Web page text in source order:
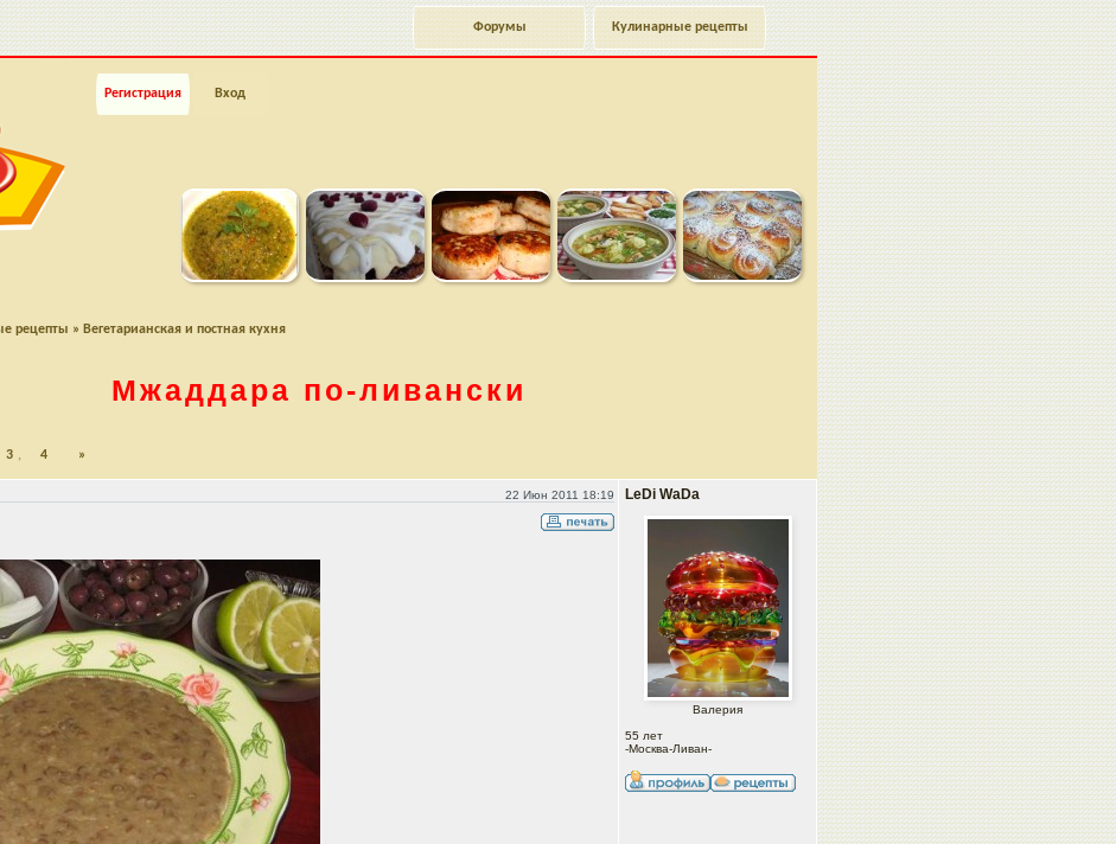
Кулинарные рецепты
Форумы
Регистрация Вход
рецепты » Вегетарианская и постная кухня
Мжаддара по-ливански
3 , 4 »
22 Июн 2011 18:19 LeDi WaDa
Валерия
55 лет
-Москва-Ливан-